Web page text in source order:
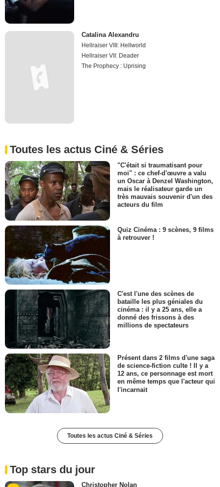
Catalina Alexandru
Hellraiser VIII: Hellworld
Hellraiser VII: Deader
The Prophecy : Uprising
Toutes les actus Ciné & Séries
"C'était si traumatisant pour
moi" : ce chef-d'œuvre a valu
un Oscar à Denzel Washington,
mais le réalisateur garde un
très mauvais souvenir d'un des
acteurs du film
Quiz Cinéma : 9 scènes, 9 films
à retrouver !
C'est l'une des scènes de
bataille les plus géniales du
cinéma : il y a 25 ans, elle a
donné des frissons à des
millions de spectateurs
Présent dans 2 films d'une saga
de science-fiction culte ! Il y a
12 ans, ce personnage est mort
en même temps que l'acteur qui
l'incarnait
Toutes les actus Ciné & Séries
Top stars du jour
Christopher Nolan